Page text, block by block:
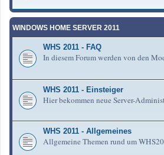
WINDOWS HOME SERVER 2011
WHS 2011 - FAQ
In diesem Forum werden von den
WHS 2011 - Einsteiger
Hier bekommen neue Server-
WHS 2011 - Allgemeines
Allgemeine Themen rund um